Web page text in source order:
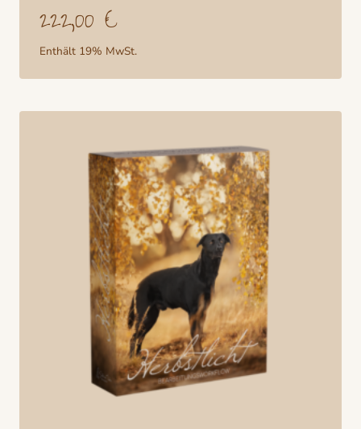
222,00 €
Enthält 19% MwSt.